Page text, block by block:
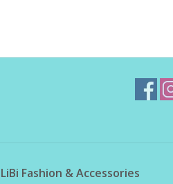
LiBi Fashion & Accessories